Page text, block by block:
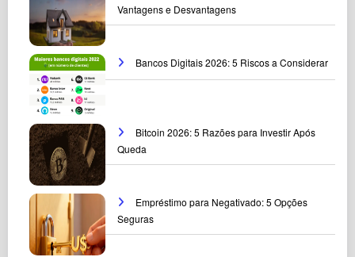
Vantagens e Desvantagens
Bancos Digitais 2026: 5 Riscos a Considerar
Bitcoin 2026: 5 Razões para Investir Após
Queda
Empréstimo para Negativado: 5 Opções
Seguras